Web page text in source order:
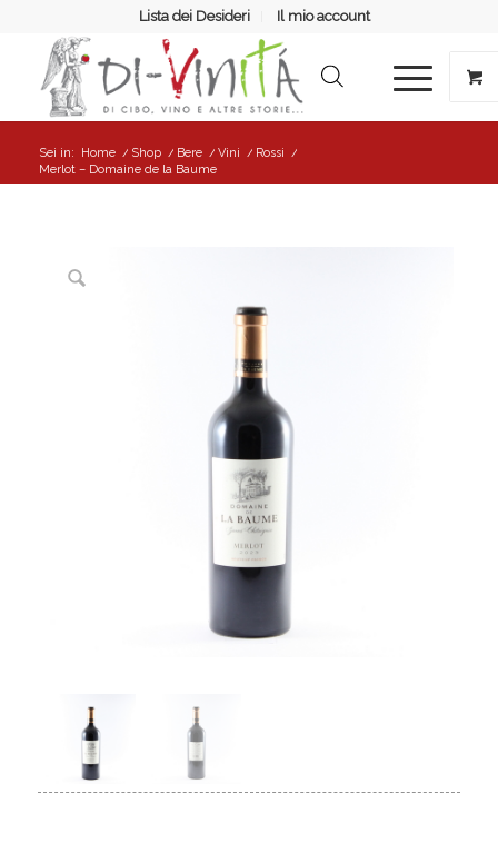
Lista dei Desideri Il mio account
Sei in: Home / Shop / Bere / Vini / Rossi /
Merlot – Domaine de la Baume